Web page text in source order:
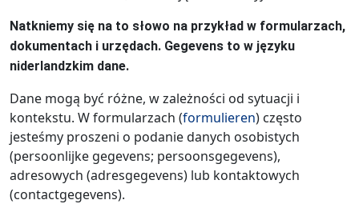
Natkniemy się na to słowo na przykład w formularzach,
dokumentach i urzędach. Gegevens to w języku
niderlandzkim dane.
Dane mogą być różne, w zależności od sytuacji i
kontekstu. W formularzach (formulieren) często
jesteśmy proszeni o podanie danych osobistych
(persoonlijke gegevens; persoonsgegevens),
adresowych (adresgegevens) lub kontaktowych
(contactgegevens).